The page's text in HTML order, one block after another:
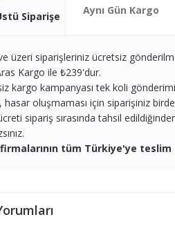
Siparişe Aynı Gün Kargo
üzeri siparişleriniz ücretsiz
Kargo ile ₺239'dur.
kargo kampanyası tek koli
hasar oluşmaması için siparişiniz
sipariş sırasında tahsil
tüm Türkiye'ye